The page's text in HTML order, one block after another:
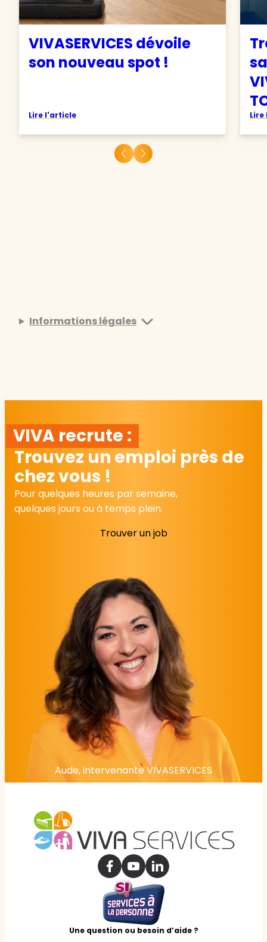
VIVASERVICES dévoile
son nouveau spot !
Lire l'article
Informations légales
VIVA recrute :
Trouvez un emploi près de
chez vous !
Pour quelques heures par semaine,
quelques jours ou à temps plein.
Trouver un job
Aude, intervenante VIVASERVICES
Une question ou besoin d’aide ?